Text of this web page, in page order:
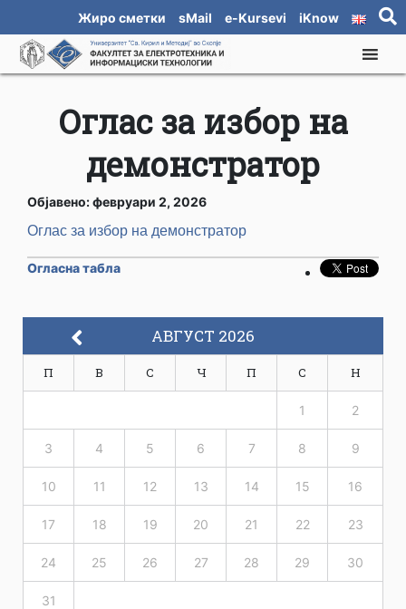
Жиро сметки sMail e-Kursevi iKnow
Оглас за избор на
демонстратор
Објавено: февруари 2, 2026
Оглас за избор на демонстратор
Огласна табла
АВГУСТ 2026
П В С Ч П С Н
1 2
3 4 5 6 7 8 9
10 11 12 13 14 15 16
17 18 19 20 21 22 23
24 25 26 27 28 29 30
31